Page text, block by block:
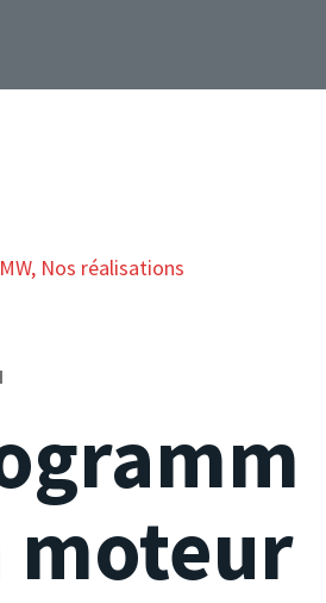
, Nos réalisations
moteur